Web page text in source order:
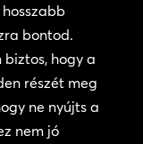
bontod.
biztos, hogy a
részét meg
ne nyújts a
nem jó